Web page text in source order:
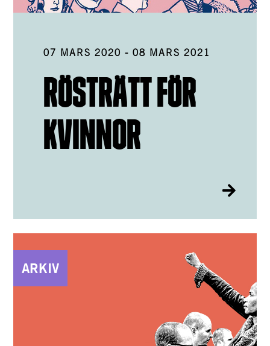
07 MARS 2020 -08 MARS 2021
RÖSTRÄTT FÖR
KVINNOR
ARKIV